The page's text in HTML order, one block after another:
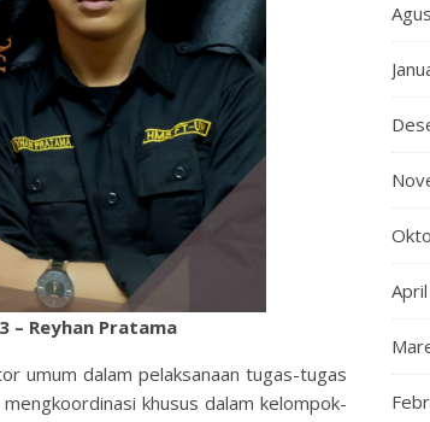
– Reyhan Pratama
umum dalam pelaksanaan tugas-tugas
khusus dalam kelompok-